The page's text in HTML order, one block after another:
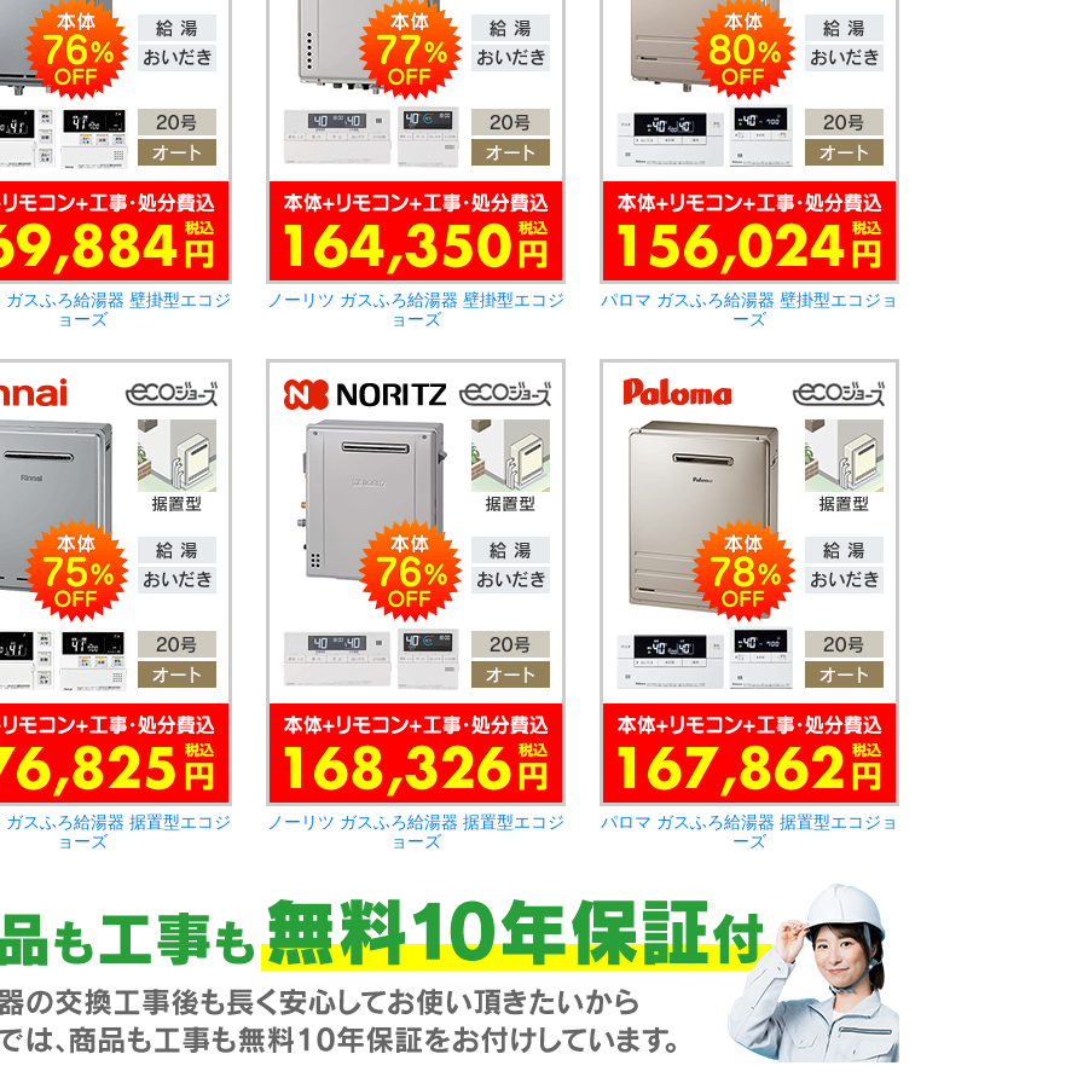
ガスふろ給湯器 壁掛型エコジ
ョーズ
ノーリツ ガスふろ給湯器 壁掛型エコジ
ョーズ
パロマ ガスふろ給湯器 壁掛型エコジョ
ーズ
ガスふろ給湯器 据置型エコジ
ョーズ
ノーリツ ガスふろ給湯器 据置型エコジ
ョーズ
パロマ ガスふろ給湯器 据置型エコジョ
ーズ